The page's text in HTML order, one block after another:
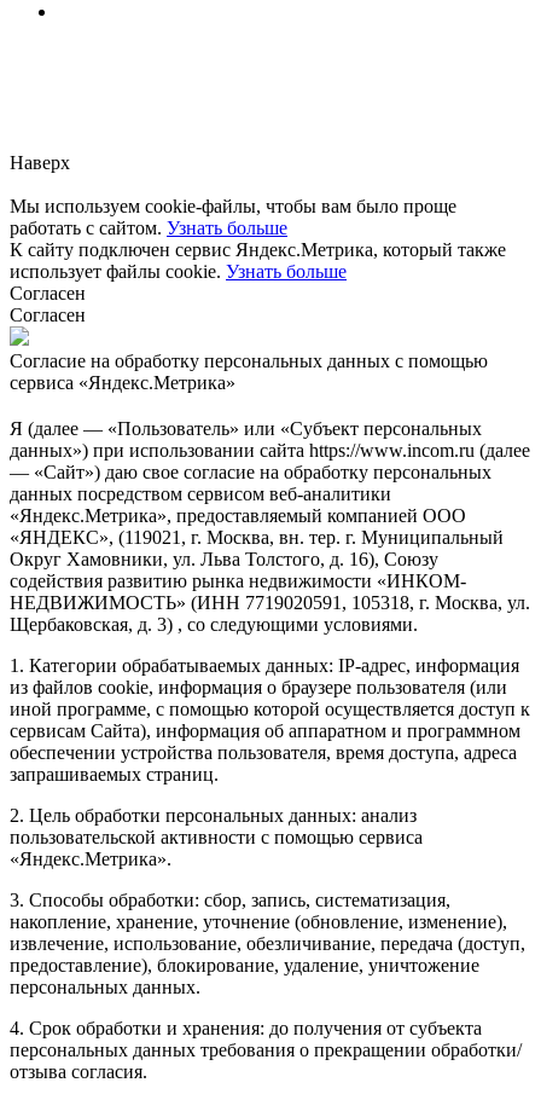
Наверх
Мы используем cookie-файлы, чтобы вам было проще
работать с сайтом. Узнать больше
К сайту подключен сервис Яндекс.Метрика, который также
использует файлы cookie. Узнать больше
Согласен
Согласен
Согласие на обработку персональных данных с помощью
сервиса «Яндекс.Метрика»
Я (далее — «Пользователь» или «Субъект персональных
данных») при использовании сайта https://www.incom.ru (далее
— «Сайт») даю свое согласие на обработку персональных
данных посредством сервисом веб-аналитики
«Яндекс.Метрика», предоставляемый компанией ООО
«ЯНДЕКС», (119021, г. Москва, вн. тер. г. Муниципальный
Округ Хамовники, ул. Льва Толстого, д. 16), Союзу
содействия развитию рынка недвижимости «ИНКОМ-
НЕДВИЖИМОСТЬ» (ИНН 7719020591, 105318, г. Москва, ул.
Щербаковская, д. 3) , со следующими условиями.
1. Категории обрабатываемых данных: IP-адрес, информация
из файлов cookie, информация о браузере пользователя (или
иной программе, с помощью которой осуществляется доступ к
сервисам Сайта), информация об аппаратном и программном
обеспечении устройства пользователя, время доступа, адреса
запрашиваемых страниц.
2. Цель обработки персональных данных: анализ
пользовательской активности с помощью сервиса
«Яндекс.Метрика».
3. Способы обработки: сбор, запись, систематизация,
накопление, хранение, уточнение (обновление, изменение),
извлечение, использование, обезличивание, передача (доступ,
предоставление), блокирование, удаление, уничтожение
персональных данных.
4. Срок обработки и хранения: до получения от субъекта
персональных данных требования о прекращении обработки/
отзыва согласия.